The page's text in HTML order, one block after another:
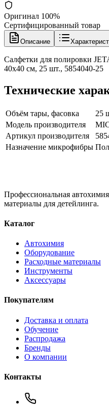
Оригинал 100%
Сертифицированный товар
Описание
Салфетки для полировки
40х40 см, 25 шт., 5854040-25
Технические
Объём тары, фасовка
25
Модель производителя
Артикул производителя
Назначение микрофибры
Профессиональная
материалы для детейлинга.
Каталог
Автохимия
Оборудование
Расходные материалы
Инструменты
Аксессуары
Покупателям
Доставка и оплата
Обучение
Распродажа
Бренды
О компании
Контакты